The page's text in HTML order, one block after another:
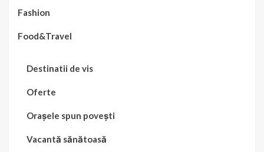
Fashion
Food&Travel
Destinatii de vis
Oferte
Orașele spun povești
Vacantă sănătoasă